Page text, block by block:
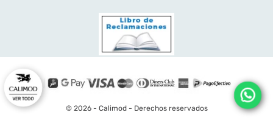
© 2026 - Calimod - Derechos reservados